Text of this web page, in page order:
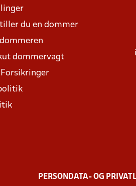
du en dommer
dommervagt
PERSONDATA- OG